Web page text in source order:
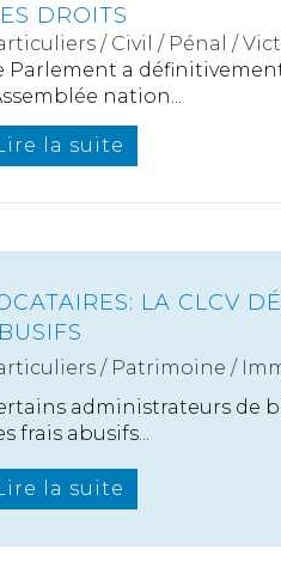
DROITS
/ Civil / Pénal /
Parlement a
nation...
la suite
LA CLCV
/ Patrimoine /
administrateurs de
frais abusifs...
la suite